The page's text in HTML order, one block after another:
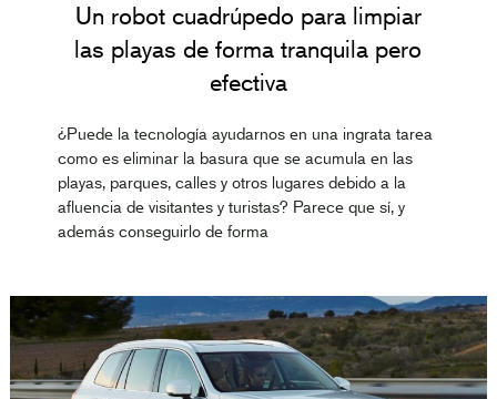
Un robot cuadrúpedo para limpiar
las playas de forma tranquila pero
efectiva
¿Puede la tecnología ayudarnos en una ingrata tarea
como es eliminar la basura que se acumula en las
playas, parques, calles y otros lugares debido a la
afluencia de visitantes y turistas? Parece que sí, y
además conseguirlo de forma